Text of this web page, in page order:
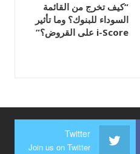
“كيف تخرج من القائمة
السوداء للبنوك؟ وما تأثير
i-Score على القروض؟”
Twitter
Join us on Twitter